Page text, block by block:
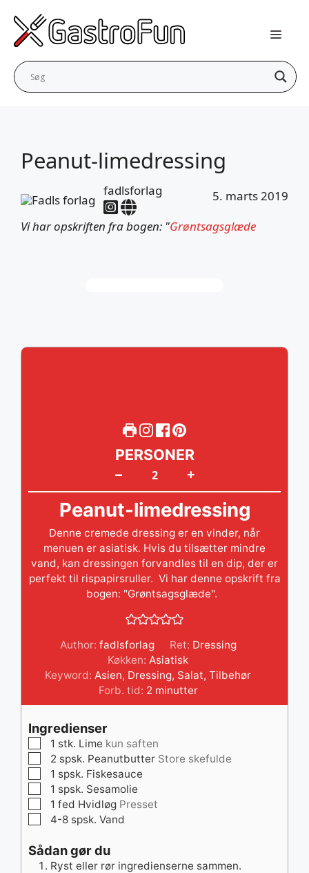
indhold
Peanut-limedressing
fadlsforlag
5. marts 2019
Vi har opskriften fra bogen: "Grøntsagsglæde
– +
PERSONER
Peanut-limedressing
Denne cremede dressing er en vinder, når
menuen er asiatisk. Hvis du tilsætter mindre
vand, kan dressingen forvandles til en dip, der er
perfekt til rispapirsruller. Vi har denne opskrift fra
bogen: "Grøntsagsglæde".
Author: fadlsforlag Ret: Dressing
Køkken: Asiatisk
Keyword: Asien, Dressing, Salat,Tilbehør
Forb. tid: 2minutter
minutter
Ingredienser
▢1 stk. Lime kun saften
▢
2 spsk. Peanutbutter Store skefulde
▢1 spsk. Fiskesauce
▢1 spsk. Sesamolie
▢1 fed Hvidløg Presset
▢
4-8 spsk. Vand
Sådan gør du
Ryst eller rør ingredienserne sammen.